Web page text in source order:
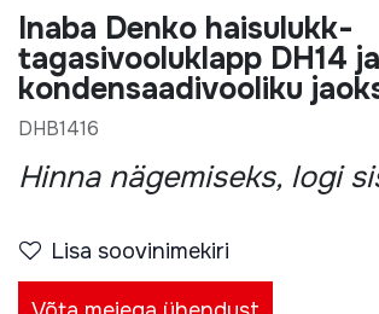
Inaba Denko haisulukk-
tagasivooluklapp DH14
kondensaadivooliku
DHB1416
Hinna nägemiseks, logi
Lisa soovinimekiri